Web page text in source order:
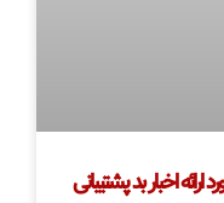
اخبار بد پشتیبانی